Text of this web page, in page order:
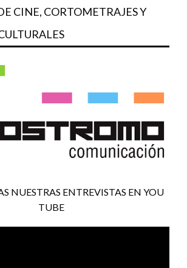
CINE, CORTOMETRAJES Y
NUESTRAS ENTREVISTAS EN YOU
TUBE